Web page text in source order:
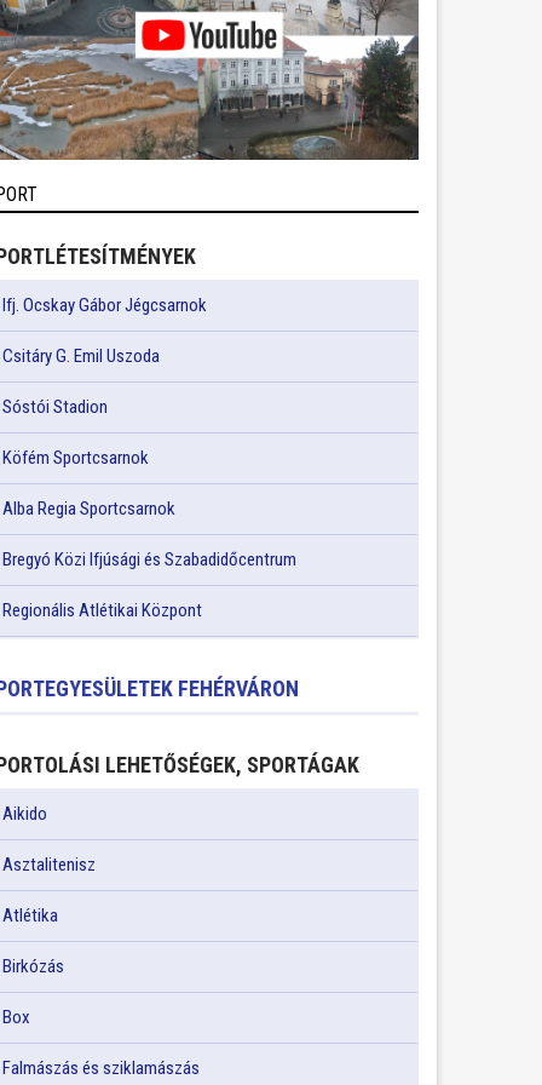
Ifj. Ocskay Gábor Jégcsarnok
Csitáry G. Emil Uszoda
Sóstói Stadion
Köfém Sportcsarnok
Alba Regia Sportcsarnok
Bregyó Közi Ifjúsági és Szabadidőcentrum
Regionális Atlétikai Központ
FEHÉRVÁRON
LEHETŐSÉGEK, SPORTÁGAK
Aikido
Asztalitenisz
Atlétika
Birkózás
Box
Falmászás és sziklamászás